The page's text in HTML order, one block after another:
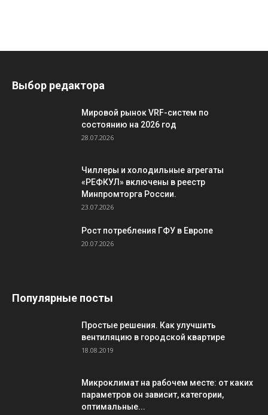
Выбор редактора
Мировой рынок VRF-систем по
состоянию на 2026 год
28.07.2026
Чиллеры и холодильные агрегаты
«РЕФКУЛ» включены в реестр
Минпромторга России.
23.07.2026
Рост потребления ГФУ в Европе
20.07.2026
Популярные посты
Простые решения. Как улучшить
вентиляцию в городской квартире
18.08.2019
Микроклимат на рабочем месте: от каких
параметров он зависит, категории,
оптимальные...